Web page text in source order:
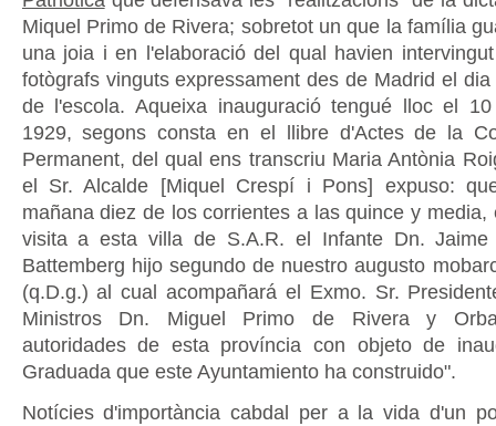
Miquel Primo de Rivera; sobretot un que la família
una joia i en l'elaboració del qual havien
fotògrafs vinguts expressament des de Madrid el
de l'escola. Aqueixa inauguració tengué lloc el
1929, segons consta en el llibre d'Actes de la
Permanent, del qual ens transcriu Maria Antònia
el Sr. Alcalde [Miquel Crespí i Pons] expuso:
mañana diez de los corrientes a las quince y media,
visita a esta villa de S.A.R. el Infante Dn.
Battemberg hijo segundo de nuestro augusto
(q.D.g.) al cual acompañará el Exmo. Sr.
Ministros Dn. Miguel Primo de Rivera y
autoridades de esta província con objeto de
Graduada que este Ayuntamiento ha construido".
Notícies d'importància cabdal per a la vida d'un